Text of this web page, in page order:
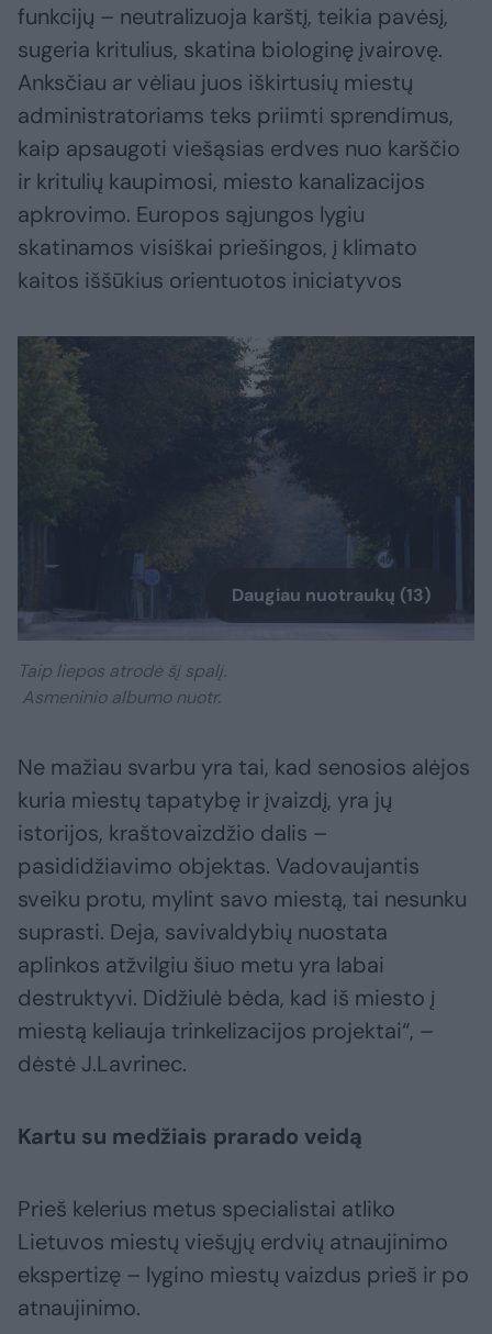
funkcijų – neutralizuoja karštį, teikia pavėsį,
sugeria kritulius, skatina biologinę įvairovę.
Anksčiau ar vėliau juos iškirtusių miestų
administratoriams teks priimti sprendimus,
kaip apsaugoti viešąsias erdves nuo karščio
ir kritulių kaupimosi, miesto kanalizacijos
apkrovimo. Europos sąjungos lygiu
skatinamos visiškai priešingos, į klimato
kaitos iššūkius orientuotos iniciatyvos
Daugiau nuotraukų (13)
Taip liepos atrodė šį spalį.
Asmeninio albumo nuotr.
Ne mažiau svarbu yra tai, kad senosios alėjos
kuria miestų tapatybę ir įvaizdį, yra jų
istorijos, kraštovaizdžio dalis –
pasididžiavimo objektas. Vadovaujantis
sveiku protu, mylint savo miestą, tai nesunku
suprasti. Deja, savivaldybių nuostata
aplinkos atžvilgiu šiuo metu yra labai
destruktyvi. Didžiulė bėda, kad iš miesto į
miestą keliauja trinkelizacijos projektai“, –
dėstė J.Lavrinec.
Kartu su medžiais prarado veidą
Prieš kelerius metus specialistai atliko
Lietuvos miestų viešųjų erdvių atnaujinimo
ekspertizę – lygino miestų vaizdus prieš ir po
atnaujinimo.